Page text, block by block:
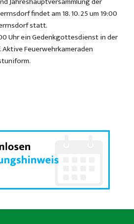
findet am 18. 10. 25 um 19:00
statt.
Uhr ein Gedenkgottesdienst in der
Feuerwehrkameraden